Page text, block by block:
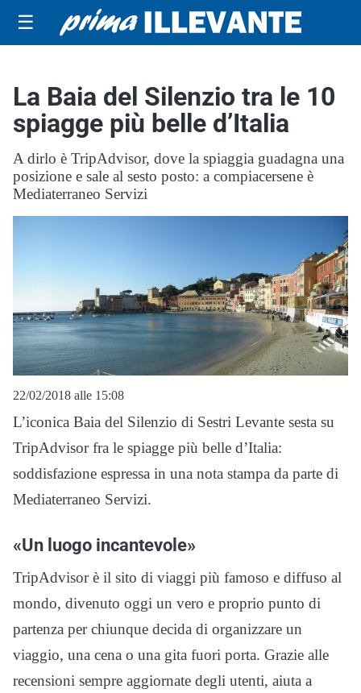
☰
La Baia del Silenzio tra le 10
spiagge più belle d’Italia
A dirlo è TripAdvisor, dove la spiaggia guadagna una
posizione e sale al sesto posto: a compiacersene è
Mediaterraneo Servizi
22/02/2018 alle 15:08
L’iconica Baia del Silenzio di Sestri Levante sesta su
TripAdvisor fra le spiagge più belle d’Italia:
soddisfazione espressa in una nota stampa da parte di
Mediaterraneo Servizi.
«Un luogo incantevole»
TripAdvisor è il sito di viaggi più famoso e diffuso al
mondo, divenuto oggi un vero e proprio punto di
partenza per chiunque decida di organizzare un
viaggio, una cena o una gita fuori porta. Grazie alle
recensioni sempre aggiornate degli utenti, aiuta a